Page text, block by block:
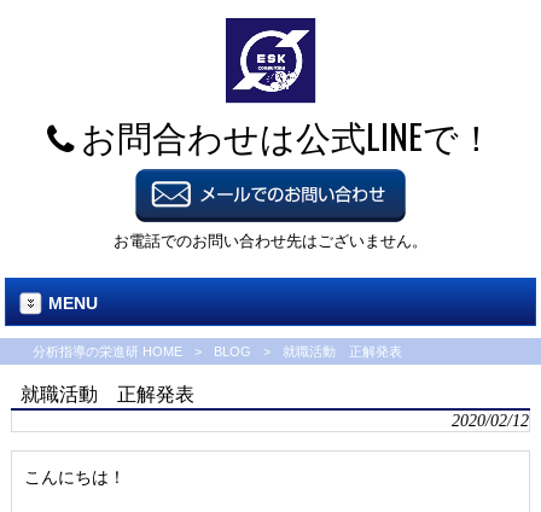
お問合わせは公式LINEで！
お電話でのお問い合わせ先はございません。
MENU
分析指導の栄進研 HOME > BLOG > 就職活動 正解発表
就職活動 正解発表
2020/02/12
こんにちは！